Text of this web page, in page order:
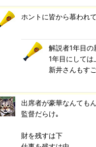
ホントに皆から慕われ
解説者1年目
1年目にしては
新井さんもす
出席者が豪華なんても
監督だらけ｡
財を残すは下